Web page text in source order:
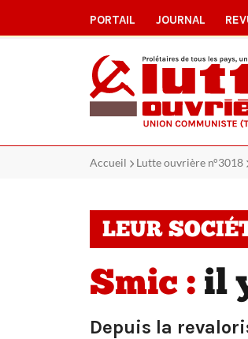
PORTAIL JOURNAL
Accueil Lutte ouvrière n°3018
LEUR
Smic : il
Depuis la